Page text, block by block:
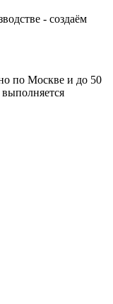
- создаём
по Москве и до 50